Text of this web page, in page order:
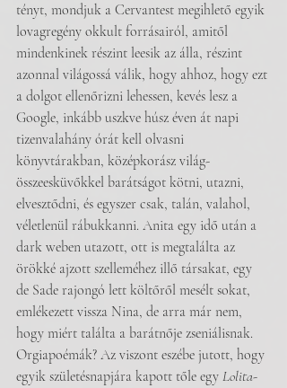
tényt, mondjuk a Cervantest megihlető egyik
lovagregény okkult forrásairól, amitől
mindenkinek részint leesik az álla, részint
azonnal világossá válik, hogy ahhoz, hogy ezt
a dolgot ellenőrizni lehessen, kevés lesz a
Google, inkább uszkve húsz éven át napi
tizenvalahány órát kell olvasni
könyvtárakban, középkorász világ-
összeesküvőkkel barátságot kötni, utazni,
elvesztődni, és egyszer csak, talán, valahol,
véletlenül rábukkanni. Anita egy idő után a
dark weben utazott, ott is megtalálta az
örökké ajzott szelleméhez illő társakat, egy
de Sade rajongó lett költőről mesélt sokat,
emlékezett vissza Nina, de arra már nem,
hogy miért találta a barátnője zseniálisnak.
Orgiapoémák? Az viszont eszébe jutott, hogy
egyik születésnapjára kapott tőle egy Lolita-